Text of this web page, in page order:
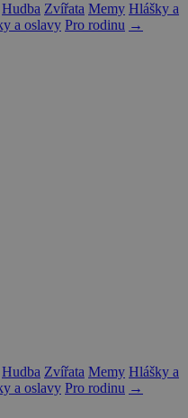
Hudba Zvířata Memy Hlášky a
a oslavy Pro rodinu →
Hudba Zvířata Memy Hlášky a
a oslavy Pro rodinu →